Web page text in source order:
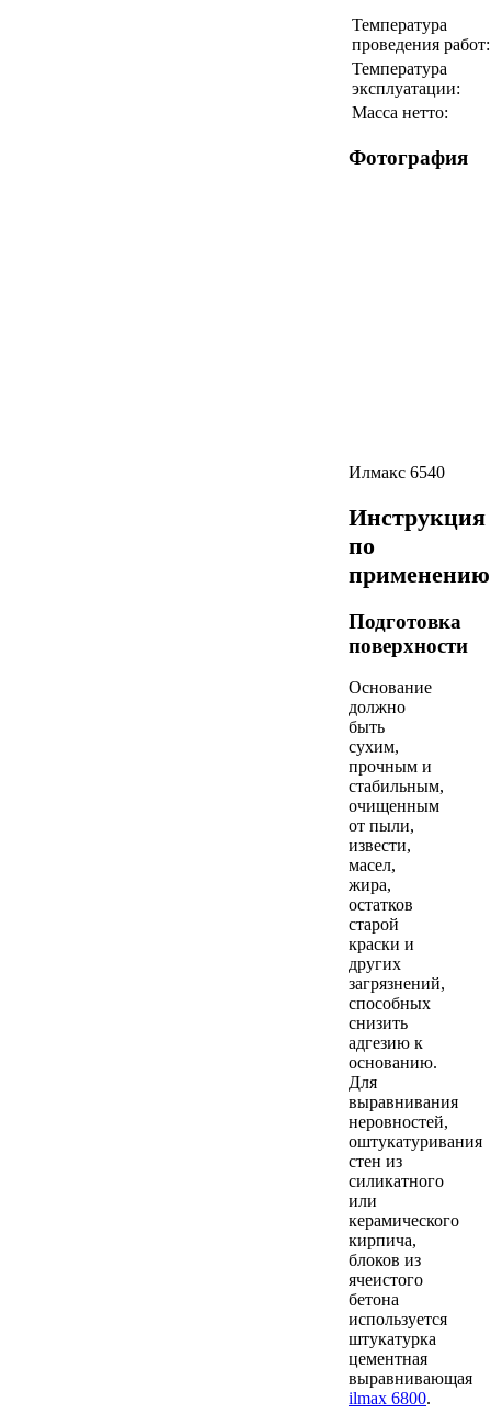
Температура
проведения работ:
Температура
эксплуатации:
Масса нетто:
Фотография
Илмакс 6540
Инструкция
по
применению
Подготовка
поверхности
Основание
должно
быть
сухим,
прочным и
стабильным,
очищенным
от пыли,
извести,
масел,
жира,
остатков
старой
краски и
других
загрязнений,
способных
снизить
адгезию к
основанию.
Для
выравнивания
неровностей,
оштукатуривания
стен из
силикатного
или
керамического
кирпича,
блоков из
ячеистого
бетона
используется
штукатурка
цементная
выравнивающая
ilmax 6800.